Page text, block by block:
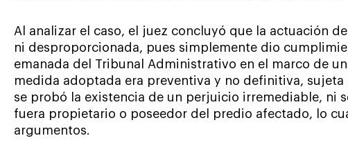
Al analizar el caso, el juez concluyó que la actuación
ni desproporcionada, pues simplemente dio
emanada del Tribunal Administrativo en el marco de
medida adoptada era preventiva y no definitiva,
se probó la existencia de un perjuicio irremediable, ni
fuera propietario o poseedor del predio afectado, lo
argumentos.